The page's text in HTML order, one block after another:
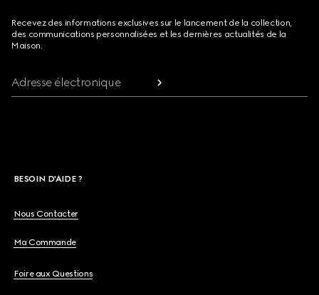
Recevez des informations exclusives sur le lancement de la collection,
des communications personnalisées et les dernières actualités de la
Maison.
Adresse électronique
BESOIN D'AIDE ?
Nous Contacter
Ma Commande
Foire aux Questions